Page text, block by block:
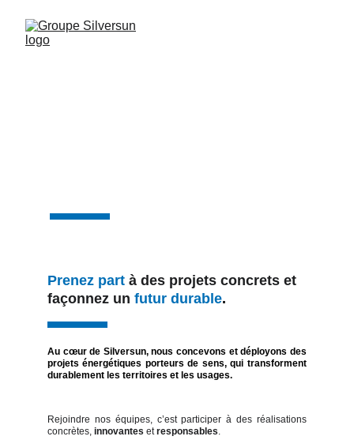
Au cœur de Silversun, nous concevons et déployons des
projets énergétiques porteurs de sens, qui transforment
durablement les territoires et les usages.
Prenez part à des projets concrets et
façonnez un futur durable.
Rejoindre nos équipes, c’est participer à des réalisations
concrètes, innovantes etresponsables.